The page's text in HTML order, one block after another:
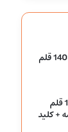
دانلود آزمون 16 مرداد 1405 قلم
دانلود آزمون 5 تیر 1405 قلم